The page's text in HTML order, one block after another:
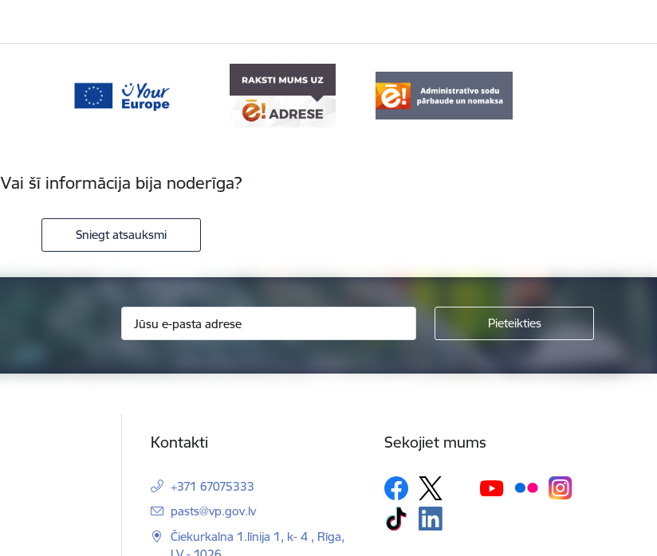
Vai šī informācija bija noderīga?
Sniegt atsauksmi
Kontakti
+371 67075333
E-pasts:
pasts@vp.gov.lv
Čiekurkalna 1.līnija 1, k- 4 , Rīga,
Sekojiet mums